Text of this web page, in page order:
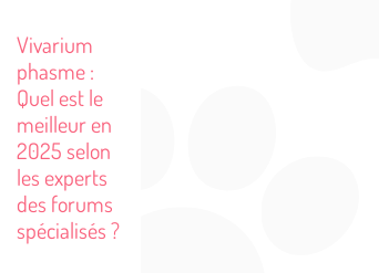
Vivarium
phasme :
Quel est le
meilleur en
2025 selon
les experts
des forums
spécialisés ?